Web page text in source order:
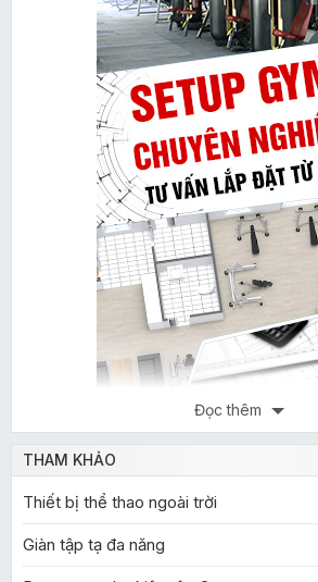
Đọc thêm
THAM KHẢO
Thiết bị thể thao ngoài trời
Giàn tập tạ đa năng